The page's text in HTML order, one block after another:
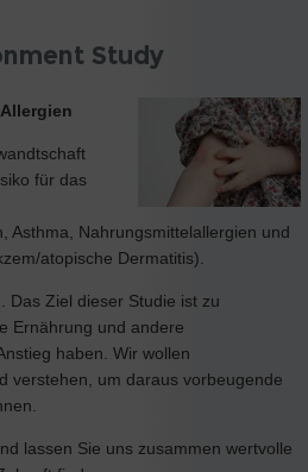
Study
für das
Asthma, Nahrungsmittelallergien und
atopische Dermatitis).
Das Ziel dieser Studie ist zu
Ernährung und andere
haben. Wir wollen
verstehen, um daraus vorbeugende
lassen Sie uns zusammen wertvolle